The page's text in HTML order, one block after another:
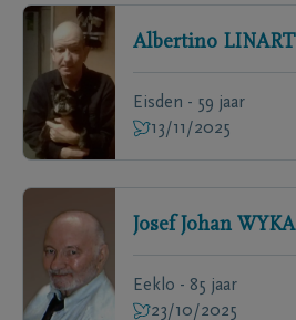
Albertino LINART
Eisden - 59 jaar
13/11/2025
Josef Johan WYKA
Eeklo - 85 jaar
23/10/2025